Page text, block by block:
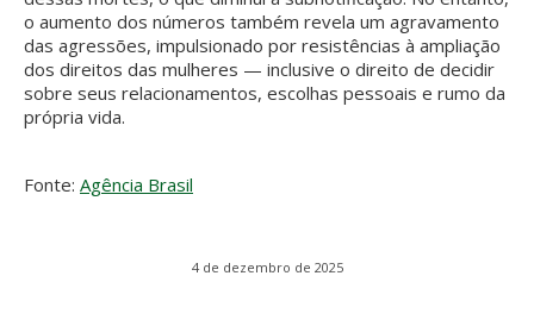
o aumento dos números também revela um agravamento
das agressões, impulsionado por resistências à ampliação
dos direitos das mulheres — inclusive o direito de decidir
sobre seus relacionamentos, escolhas pessoais e rumo da
própria vida.
Fonte: Agência Brasil
4 de dezembro de 2025